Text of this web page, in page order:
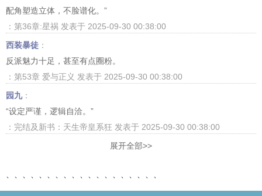
配角塑造立体，不脸谱化。”
：第36章:星祸 发表于 2025-09-30 00:38:00
西装暴徒 ：
反派魅力十足，甚至有点圈粉。
：第53章 爱与正义 发表于 2025-09-30 00:38:00
园九：
“设定严谨，逻辑自洽。”
：完结及新书：天生帝皇系狂 发表于 2025-09-30 00:38:00
展开全部>>